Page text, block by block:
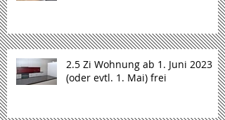
2.5 Zi Wohnung ab 1. Juni 2023
(oder evtl. 1. Mai) frei